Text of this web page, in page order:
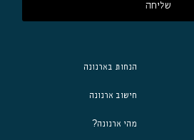
שליחה
הנחות בארנונה
חישוב ארנונה
מהי ארנונה?